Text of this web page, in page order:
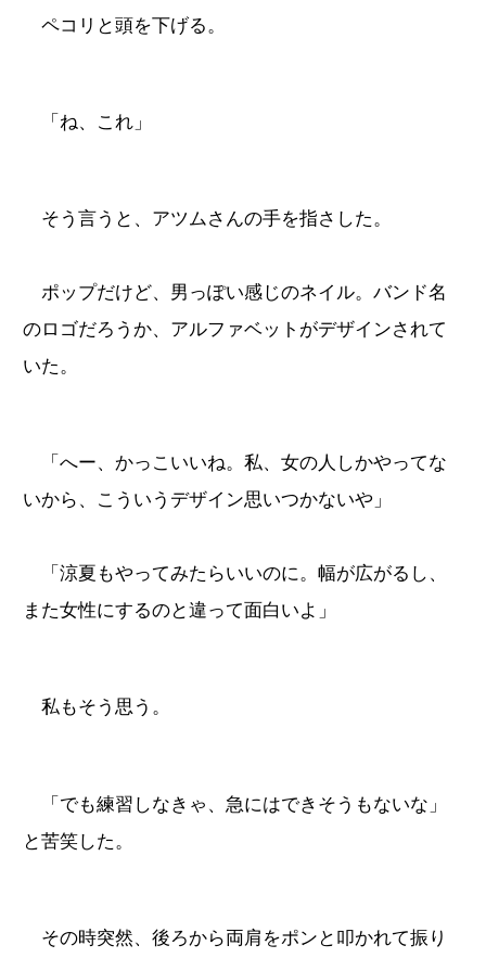
ペコリと頭を下げる。
「ね、これ」
そう言うと、アツムさんの手を指さした。
ポップだけど、男っぽい感じのネイル。バンド名
のロゴだろうか、アルファベットがデザインされて
いた。
「へー、かっこいいね。私、女の人しかやってな
いから、こういうデザイン思いつかないや」
「涼夏もやってみたらいいのに。幅が広がるし、
また女性にするのと違って面白いよ」
私もそう思う。
「でも練習しなきゃ、急にはできそうもないな」
と苦笑した。
その時突然、後ろから両肩をポンと叩かれて振り